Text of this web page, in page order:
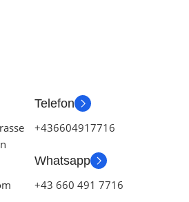
Telefon
+436604917716
Whatsapp
+43 660 491 7716